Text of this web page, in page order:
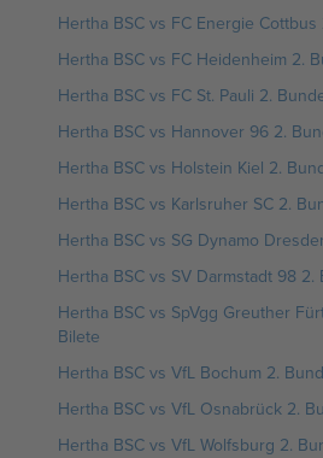
Hertha BSC vs FC Energie
Hertha BSC vs FC Heidenheim 2.
Hertha BSC vs FC St. Pauli 2.
Hertha BSC vs Hannover 96 2.
Hertha BSC vs Holstein Kiel 2.
Hertha BSC vs Karlsruher SC 2.
Hertha BSC vs SG Dynamo
Hertha BSC vs SV Darmstadt 98
Hertha BSC vs SpVgg Greuther
Bilete
Hertha BSC vs VfL Bochum 2.
Hertha BSC vs VfL Osnabrück 2.
Hertha BSC vs VfL Wolfsburg 2.